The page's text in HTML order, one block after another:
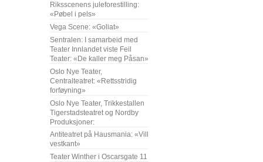
Riksscenens juleforestilling:
«Pøbel i pels»
Vega Scene: «Goliat»
Sentralen: I samarbeid med
Teater Innlandet viste Feil
Teater: «De kaller meg Påsan»
Oslo Nye Teater,
Centralteatret: «Rettsstridig
forføyning»
Oslo Nye Teater, Trikkestallen
Tigerstadsteatret og Nordby
Produksjoner:
Antiteatret på Hausmania: «Vill
vestkant»
Teater Winther i Oscarsgate 11